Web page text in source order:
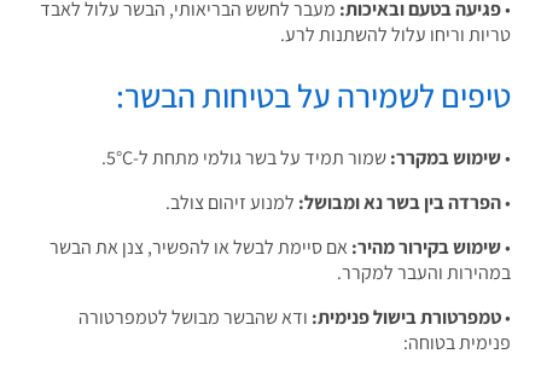
בטעם ובאיכות:מעבר לחשש הבריאותי, הבשר עלול לאבד
וריחו עלול להשתנות לרע.
לשמירה על בטיחות הבשר:
במקרר:שמור תמיד על בשר גולמי מתחת ל-5°C.
בין בשר נא ומבושל:למנוע זיהום צולב.
בקירור מהיר:אם סיימת לבשל או להפשיר, צנן את הבשר
והעבר למקרר.
בישול פנימית:ודא שהבשר מבושל לטמפרטורה
בטוחה: